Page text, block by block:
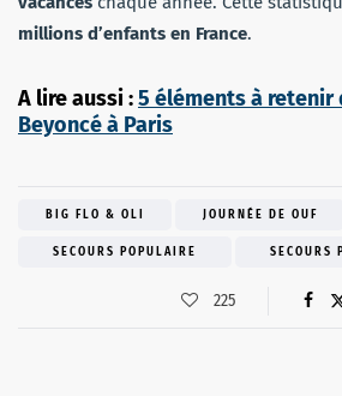
millions d’enfants en France.
A lire aussi :5 éléments à retenir
Beyoncé à Paris
BIG FLO & OLI JOURNÉE DE OUF
SECOURS POPULAIRE SECOURS
225